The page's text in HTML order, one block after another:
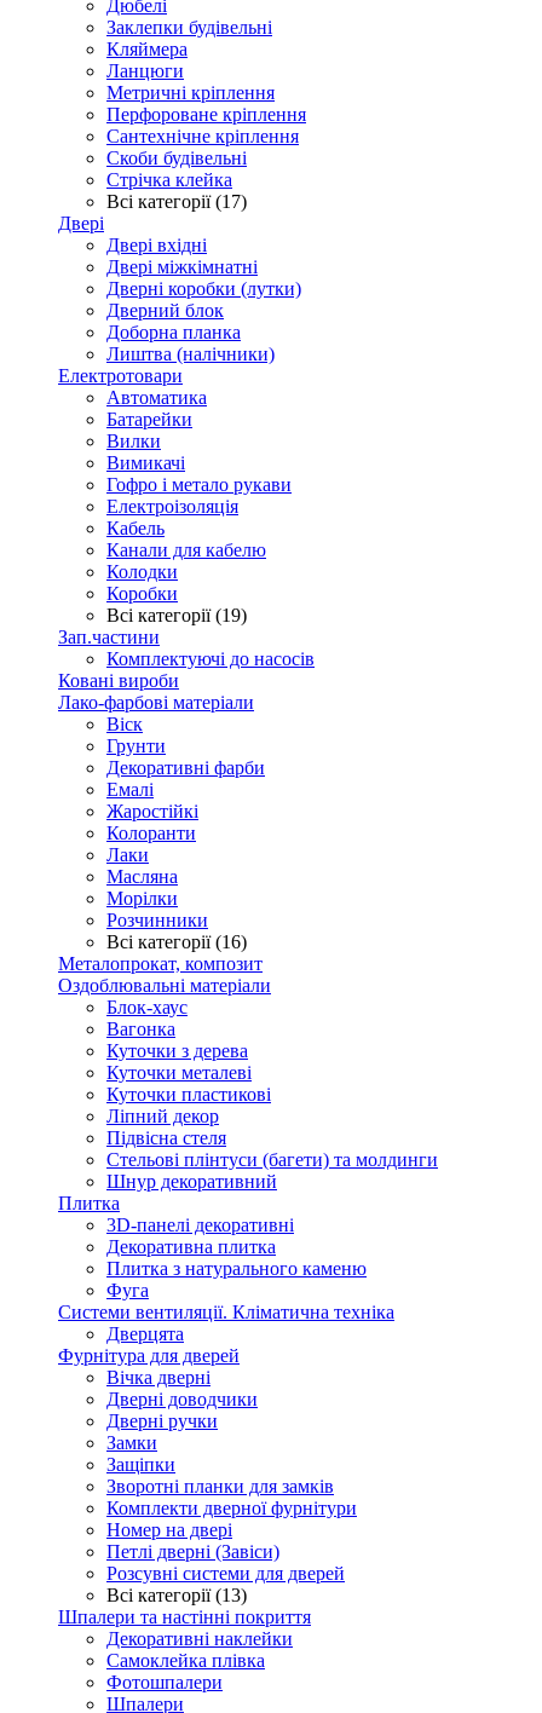
Дюбелі
Заклепки будівельні
Кляймера
Ланцюги
Метричні кріплення
Перфороване кріплення
Сантехнічне кріплення
Скоби будівельні
Стрічка клейка
Всі категорії (17)
Двері
Двері вхідні
Двері міжкімнатні
Дверні коробки (лутки)
Дверний блок
Доборна планка
Лиштва (налічники)
Електротовари
Автоматика
Батарейки
Вилки
Вимикачі
Гофро і метало рукави
Електроізоляція
Кабель
Канали для кабелю
Колодки
Коробки
Всі категорії (19)
Зап.частини
Комплектуючі до насосів
Ковані вироби
Лако-фарбові матеріали
Віск
Грунти
Декоративні фарби
Емалі
Жаростійкі
Колоранти
Лаки
Масляна
Морілки
Розчинники
Всі категорії (16)
Металопрокат, композит
Оздоблювальні матеріали
Блок-хаус
Вагонка
Куточки з дерева
Куточки металеві
Куточки пластикові
Ліпний декор
Підвісна стеля
Стельові плінтуси (багети) та молдинги
Шнур декоративний
Плитка
3D-панелі декоративні
Декоративна плитка
Плитка з натурального каменю
Фуга
Системи вентиляції. Кліматична техніка
Дверцята
Фурнітура для дверей
Вічка дверні
Дверні доводчики
Дверні ручки
Замки
Защіпки
Зворотні планки для замків
Комплекти дверної фурнітури
Номер на двері
Петлі дверні (Завіси)
Розсувні системи для дверей
Всі категорії (13)
Шпалери та настінні покриття
Декоративні наклейки
Самоклейка плівка
Фотошпалери
Шпалери